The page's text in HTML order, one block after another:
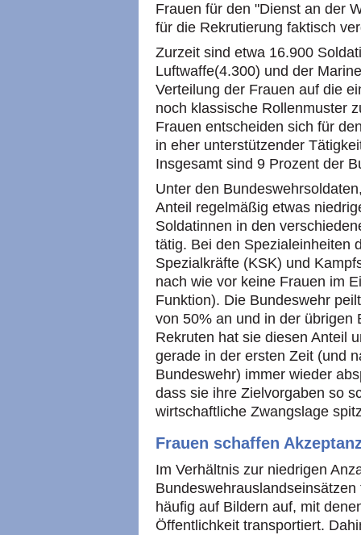
Frauen für den "Dienst an der
für die Rekrutierung faktisch
Zurzeit sind etwa 16.900
Luftwaffe(4.300) und der
Verteilung der Frauen auf die
noch klassische Rollenmuster
Frauen entscheiden sich für
in eher unterstützender
Insgesamt sind 9 Prozent der
Unter den
Anteil regelmäßig etwas
Soldatinnen in den
tätig. Bei den Spezialeinheiten
Spezialkräfte (KSK) und
nach wie vor keine Frauen im
Funktion). Die Bundeswehr
von 50% an und in der übrigen
Rekruten hat sie diesen Anteil
gerade in der ersten Zeit (und
Bundeswehr) immer wieder
dass sie ihre Zielvorgaben so
wirtschaftliche Zwangslage
Frauen schaffen
Im Verhältnis zur niedrigen
häufig auf Bildern auf, mit
Öffentlichkeit transportiert.